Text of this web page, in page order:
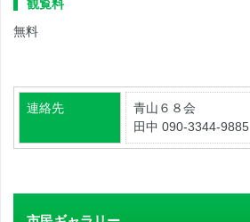
観覧料
無料
連絡先
青山６８会
田中 090-3344-9885